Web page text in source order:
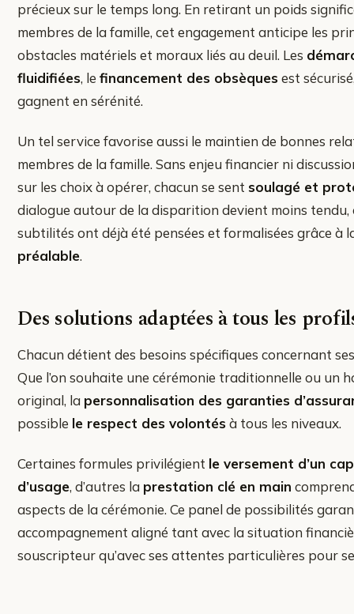
précieux sur le temps long. En retirant un poids
membres de la famille, cet engagement anticipe les
obstacles matériels et moraux liés au deuil. Les
fluidifiées, le financement des obsèques est
gagnent en sérénité.
Un tel service favorise aussi le maintien de bonnes
membres de la famille. Sans enjeu financier ni
sur les choix à opérer, chacun se sent soulagé et
dialogue autour de la disparition devient moins tendu,
subtilités ont déjà été pensées et formalisées grâce à
préalable.
Des solutions adaptées à tous les
Chacun détient des besoins spécifiques concernant
Que l’on souhaite une cérémonie traditionnelle ou un
original, la personnalisation des garanties
possible le respect des volontés à tous les niveaux.
Certaines formules privilégient le versement d’un
d’usage, d’autres la prestation clé en main
aspects de la cérémonie. Ce panel de possibilités
accompagnement aligné tant avec la situation
souscripteur qu’avec ses attentes particulières pour